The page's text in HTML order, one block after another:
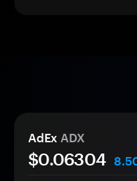
AdEx ADX
$0.06304